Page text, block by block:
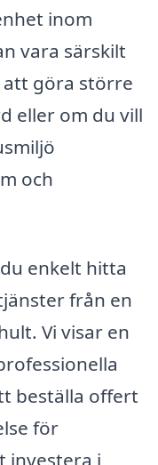
inom
vara särskilt
göra större
eller om du vill
och
enkelt hitta
från en
Vi visar en
beställa offert
för
investera i